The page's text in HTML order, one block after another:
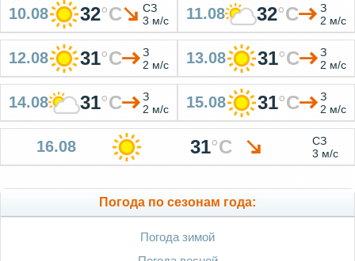
10.08 32°C
СЗ
3 м/с
11.08 32°C
З
2 м/с
12.08 31°C
З
2 м/с
13.08 31°C
З
2 м/с
14.08 31°C
З
2 м/с
15.08 31°C
З
2 м/с
16.08 31°C
СЗ
3 м/с
Погода по сезонам года:
Погода зимой